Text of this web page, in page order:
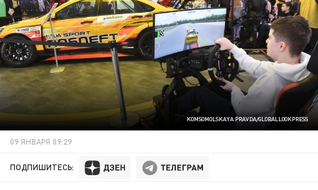
KOMSOMOLSKAYA PRAVDA/GLOBALLOOKPRESS
09 ЯНВАРЯ 09:29
ПОДПИШИТЕСЬ: